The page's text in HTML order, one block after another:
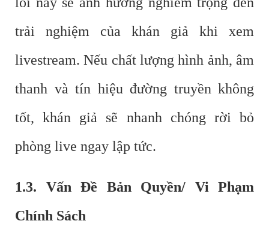
trải nghiệm của khán giả khi xem
livestream. Nếu chất lượng hình ảnh, âm
thanh và tín hiệu đường truyền không
tốt, khán giả sẽ nhanh chóng rời bỏ
phòng live ngay lập tức.
1.3. Vấn Đề Bản Quyền/ Vi Phạm
Chính Sách